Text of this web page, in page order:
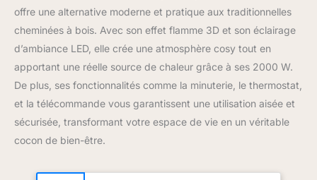
offre une alternative moderne et pratique aux traditionnelles
cheminées à bois. Avec son effet flamme 3D et son éclairage
d’ambiance LED, elle crée une atmosphère cosy tout en
apportant une réelle source de chaleur grâce à ses 2000 W.
De plus, ses fonctionnalités comme la minuterie, le thermostat,
et la télécommande vous garantissent une utilisation aisée et
sécurisée, transformant votre espace de vie en un véritable
cocon de bien-être.